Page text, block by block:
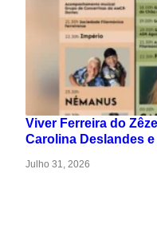
Viver Ferreira do
Carolina Deslandes
Julho 31, 2026